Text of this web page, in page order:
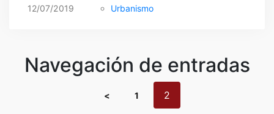
URBANISMO
CONSUMO
12/07/2019 Urbanismo
Navegación de entradas
< 1 2